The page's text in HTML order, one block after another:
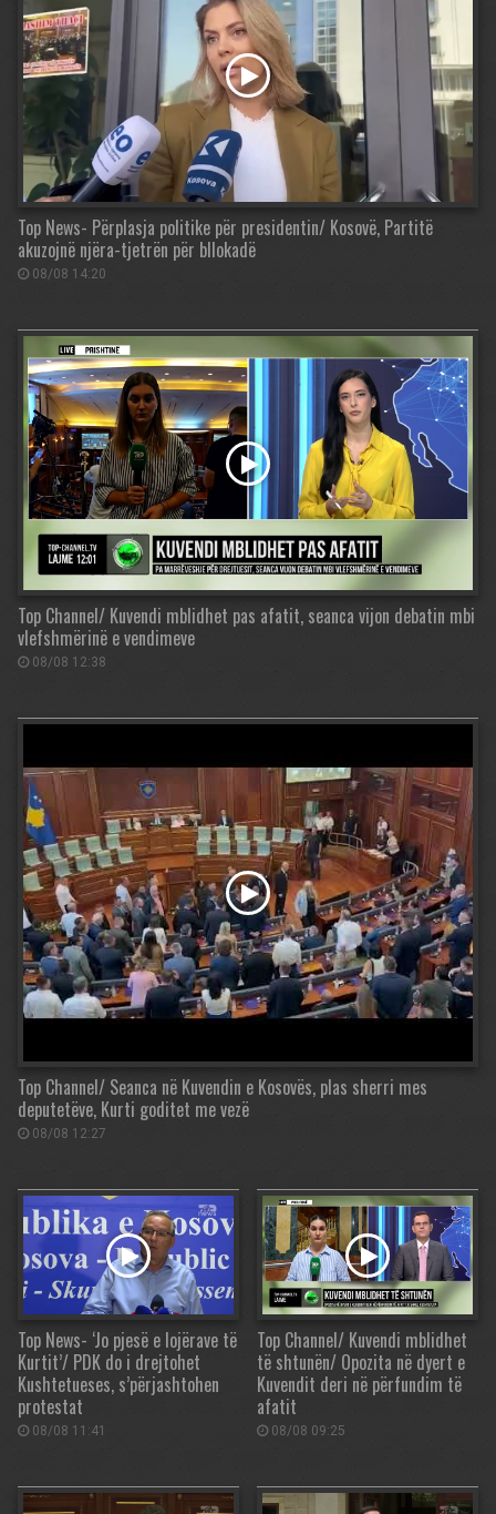
Top News- Përplasja politike për presidentin/ Kosovë, Partitë
akuzojnë njëra-tjetrën për bllokadë
08/08 14:20
Top Channel/ Kuvendi mblidhet pas afatit, seanca vijon debatin mbi
vlefshmërinë e vendimeve
08/08 12:38
Top Channel/ Seanca në Kuvendin e Kosovës, plas sherri mes
deputetëve, Kurti goditet me vezë
08/08 12:27
Top News- ‘Jo pjesë e lojërave të
Kurtit’/ PDK do i drejtohet
Kushtetueses, s’përjashtohen
protestat
08/08 11:41
Top Channel/ Kuvendi mblidhet
të shtunën/ Opozita në dyert e
Kuvendit deri në përfundim të
afatit
08/08 09:25